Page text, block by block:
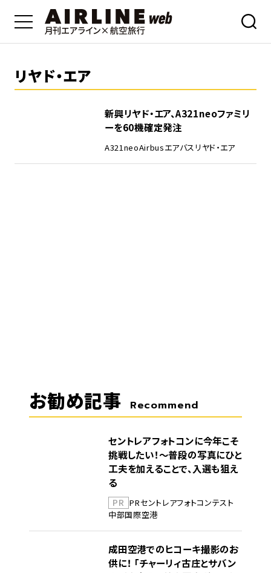
リヤド・エア
新興リヤド・エア、A321neoファミリ
ーを60機確定発注
A321neoAirbusエアバス リヤド・エア
お勧め記事 Recommend
セントレアフォトコンに今年こそ
挑戦したい！～普段の写真にひと
工夫を加えることで、入選も狙え
る
PR PRセントレアフォトコンテスト
中部国際空港
成田空港でのヒコーキ撮影のお
供に！ 「チャーリィ古庄とサバン